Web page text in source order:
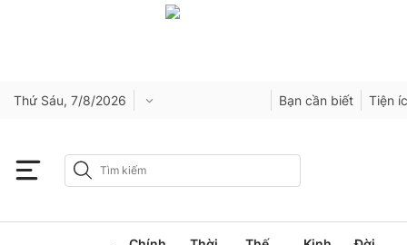
Thứ Sáu, 7/8/2026 Bạn cần biết Tiện